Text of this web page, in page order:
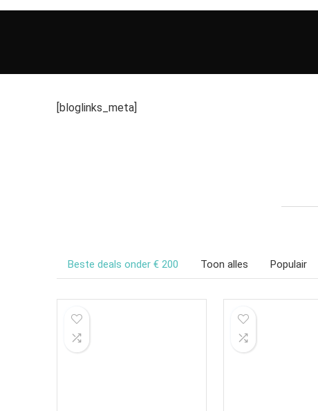
[bloglinks_meta]
Beste deals onder € 200 Toon alles Populair